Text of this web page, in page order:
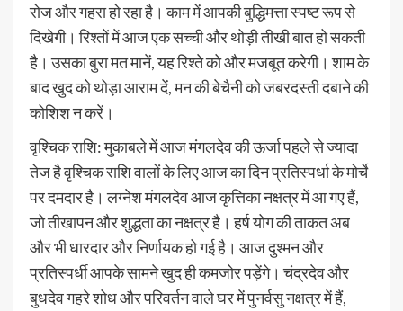
रोज और गहरा हो रहा है। काम में आपकी बुद्धिमत्ता स्पष्ट रूप से
दिखेगी। रिश्तों में आज एक सच्ची और थोड़ी तीखी बात हो सकती
है। उसका बुरा मत मानें, यह रिश्ते को और मजबूत करेगी। शाम के
बाद खुद को थोड़ा आराम दें, मन की बेचैनी को जबरदस्ती दबाने की
कोशिश न करें।
वृश्चिक राशि: मुकाबले में आज मंगलदेव की ऊर्जा पहले से ज्यादा
तेज है वृश्चिक राशि वालों के लिए आज का दिन प्रतिस्पर्धा के मोर्चे
पर दमदार है। लग्नेश मंगलदेव आज कृत्तिका नक्षत्र में आ गए हैं,
जो तीखापन और शुद्धता का नक्षत्र है। हर्ष योग की ताकत अब
और भी धारदार और निर्णायक हो गई है। आज दुश्मन और
प्रतिस्पर्धी आपके सामने खुद ही कमजोर पड़ेंगे। चंद्रदेव और
बुधदेव गहरे शोध और परिवर्तन वाले घर में पुनर्वसु नक्षत्र में हैं,